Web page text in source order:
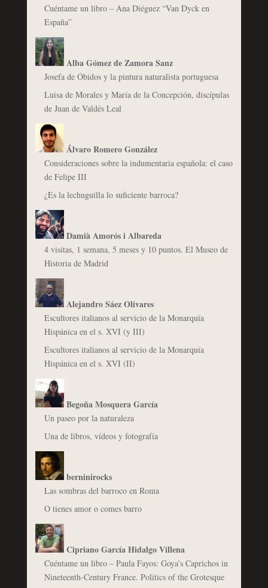
Cuéntame un libro – Ana Diéguez “Van Dyck en
España”
Alba Gómez de Zamora Sanz
Josefa de Óbidos y la pintura naturalista portuguesa
Luisa de Morales y María de la Concepción, discípulas
de Juan de Valdés Leal
Álvaro Romero González
Consideraciones sobre la indumentaria española: el caso
de Felipe III
¿Es la lechuguilla lo suficiente barroca?
Damià Amorós i Albareda
4 visitas, 1 semana, 5 meses y 10 puntos. El Museo de
Historia de Madrid
Alejandro Sáez Olivares
Escultores italianos al servicio de la Monarquía
Hispánica en el s. XVI (y III)
Escultores italianos al servicio de la Monarquía
Hispánica en el s. XVI (II)
Begoña Mosquera García
Un paseo por la naturaleza
Una de libros, vídeos y fotografía
berninirocks
Las sombras del barroco en Roma
O tienes amor o comes barro
Cipriano García Hidalgo Villena
Cuéntame un libro – Paula Fayos: Goya’s Caprichos in
Nineteenth-Century France. Politics of the Grotesque